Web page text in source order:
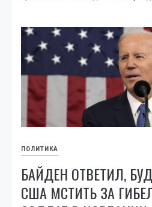
ПОЛИТИКА
БАЙДЕН ОТВЕТИЛ,
США МСТИТЬ ЗА